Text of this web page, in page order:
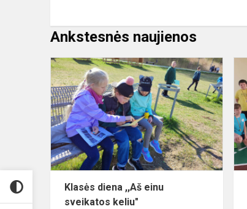
Ankstesnės naujienos
Klasės diena ,,Aš einu
sveikatos keliu"